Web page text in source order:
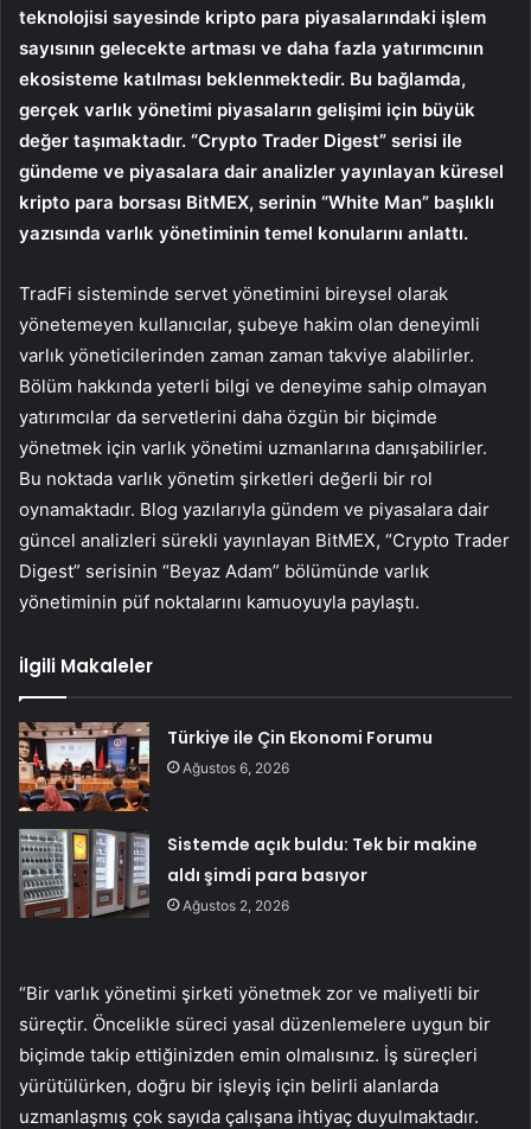
teknolojisi sayesinde kripto para piyasalarındaki işlem
sayısının gelecekte artması ve daha fazla yatırımcının
ekosisteme katılması beklenmektedir. Bu bağlamda,
gerçek varlık yönetimi piyasaların gelişimi için büyük
değer taşımaktadır. “Crypto Trader Digest” serisi ile
gündeme ve piyasalara dair analizler yayınlayan küresel
kripto para borsası BitMEX, serinin “White Man” başlıklı
yazısında varlık yönetiminin temel konularını anlattı.
TradFi sisteminde servet yönetimini bireysel olarak
yönetemeyen kullanıcılar, şubeye hakim olan deneyimli
varlık yöneticilerinden zaman zaman takviye alabilirler.
Bölüm hakkında yeterli bilgi ve deneyime sahip olmayan
yatırımcılar da servetlerini daha özgün bir biçimde
yönetmek için varlık yönetimi uzmanlarına danışabilirler.
Bu noktada varlık yönetim şirketleri değerli bir rol
oynamaktadır. Blog yazılarıyla gündem ve piyasalara dair
güncel analizleri sürekli yayınlayan BitMEX, “Crypto Trader
Digest” serisinin “Beyaz Adam” bölümünde varlık
yönetiminin püf noktalarını kamuoyuyla paylaştı.
İlgili Makaleler
Türkiye ile Çin Ekonomi Forumu
Ağustos 6, 2026
Sistemde açık buldu: Tek bir makine
aldı şimdi para basıyor
Ağustos 2, 2026
“Bir varlık yönetimi şirketi yönetmek zor ve maliyetli bir
süreçtir. Öncelikle süreci yasal düzenlemelere uygun bir
biçimde takip ettiğinizden emin olmalısınız. İş süreçleri
yürütülürken, doğru bir işleyiş için belirli alanlarda
uzmanlaşmış çok sayıda çalışana ihtiyaç duyulmaktadır.